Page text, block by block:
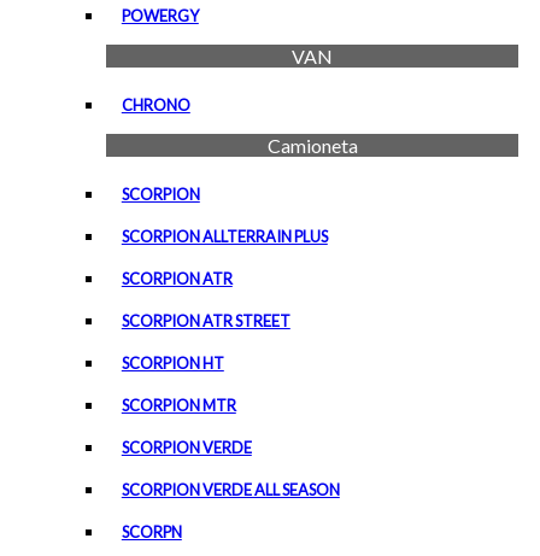
POWERGY
VAN
CHRONO
Camioneta
SCORPION
SCORPION ALLTERRAIN PLUS
SCORPION ATR
SCORPION ATR STREET
SCORPION HT
SCORPION MTR
SCORPION VERDE
SCORPION VERDE ALL SEASON
SCORPN